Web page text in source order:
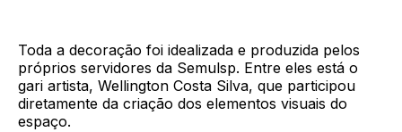
Toda a decoração foi idealizada e produzida pelos
próprios servidores da Semulsp. Entre eles está o
gari artista, Wellington Costa Silva, que participou
diretamente da criação dos elementos visuais do
espaço.